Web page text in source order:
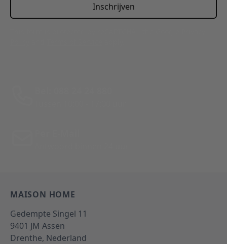
Inschrijven
MAISON HOME
Gedempte Singel 11
9401 JM Assen
Drenthe, Nederland